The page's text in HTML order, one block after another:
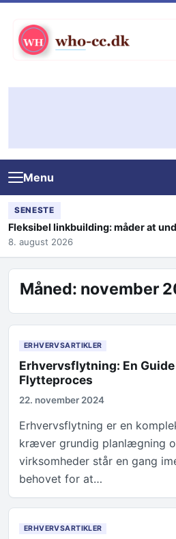
Menu
SENESTE
Fleksibel linkbuilding: måder at
8. august 2026
Måned: november
ERHVERVSARTIKLER
Erhvervsflytning: En
Flytteproces
22. november 2024
Erhvervsflytning er en
kræver grundig planlægning
virksomheder står en gang
behovet for at…
ERHVERVSARTIKLER